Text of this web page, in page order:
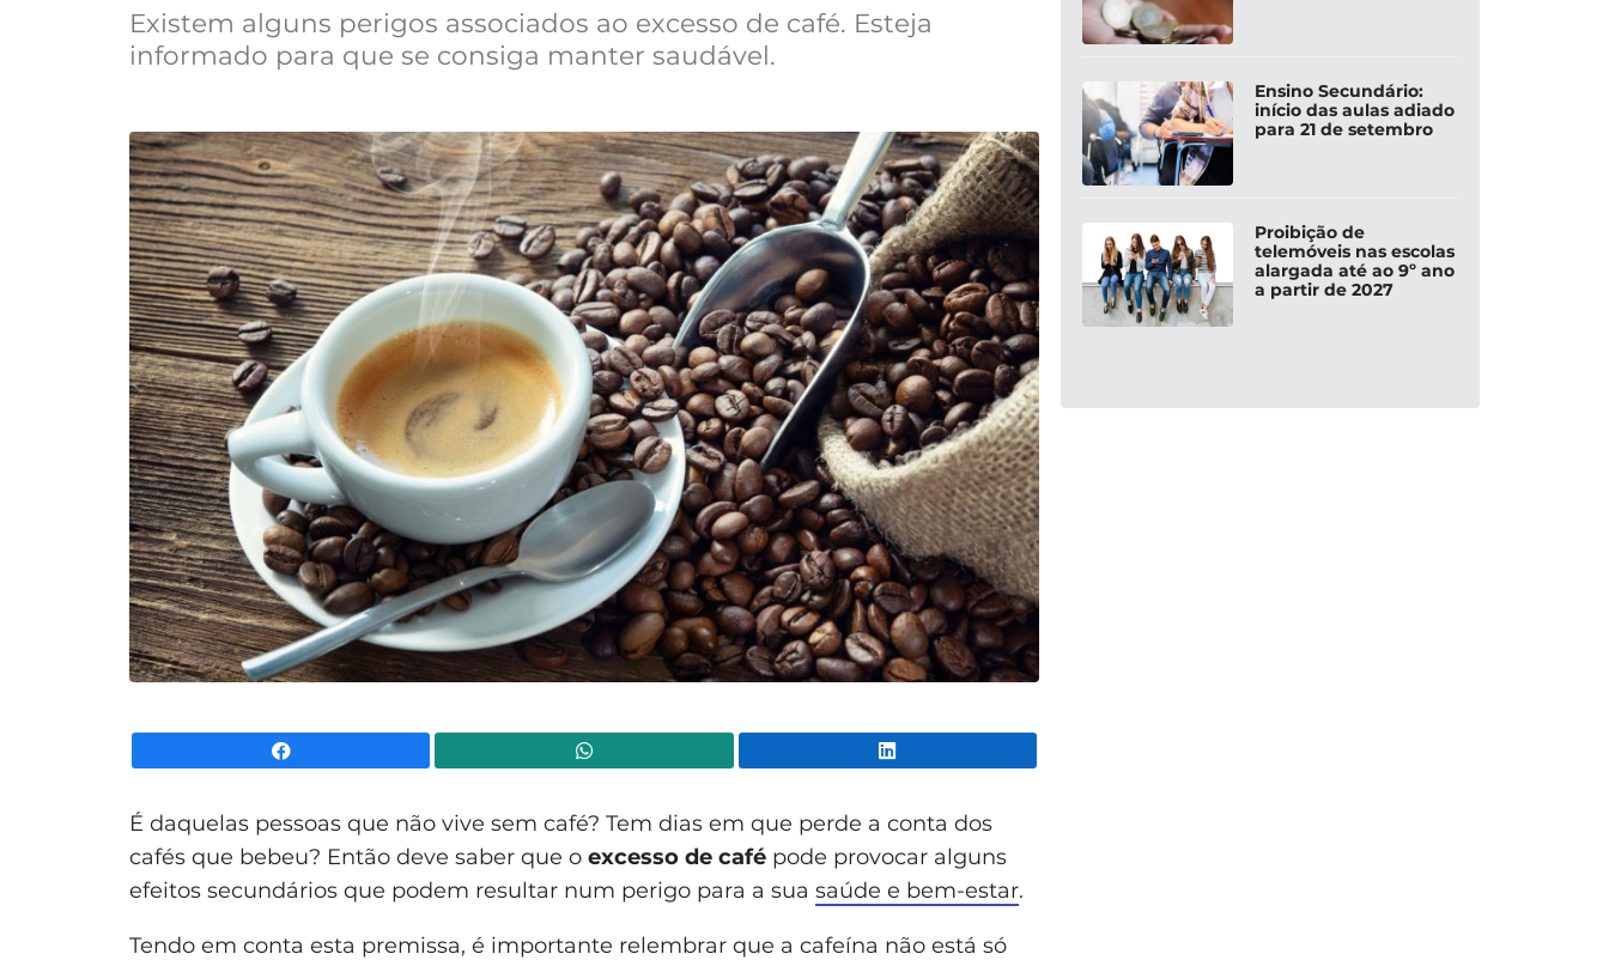
Existem alguns perigos associados ao excesso de café. Esteja
informado para que se consiga manter saudável.
É daquelas pessoas que não vive sem café? Tem dias em que perde a conta dos
cafés que bebeu? Então deve saber que o excesso de café pode provocar alguns
efeitos secundários que podem resultar num perigo para a sua saúde e bem-estar.
Tendo em conta esta premissa, é importante relembrar que a cafeína não está só
Ensino Secundário:
início das aulas adiado
para 21 de setembro
Proibição de
telemóveis nas escolas
alargada até ao 9º ano
a partir de 2027